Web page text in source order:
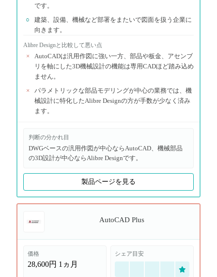
です。
○
建築、設備、機械など部署をまたいで図面を扱う企業に
向きます。
Alibre Designと比較して悪い点
×
AutoCADは汎用作図に強い一方、部品や板金、アセンブ
リを軸にした3D機械設計の機能は専用CADほど踏み込め
ません。
×
パラメトリックな部品モデリングが中心の業務では、機
械設計に特化したAlibre Designの方が手数が少なく済み
ます。
判断の分かれ目
DWGベースの汎用作図が中心ならAutoCAD、機械部品
の3D設計が中心ならAlibre Designです。
製品ページを見る
AutoCAD Plus
価格
28,600円 1ヵ月
シェア目安